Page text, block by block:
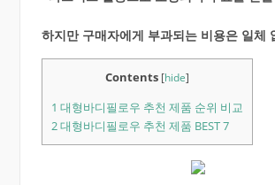
하지만 구매자에게 부과되는 비용은 일체
Contents [hide]
1 대형바디필로우 추천 제품 순위 비교
2대형바디필로우 추천 제품 BEST 7